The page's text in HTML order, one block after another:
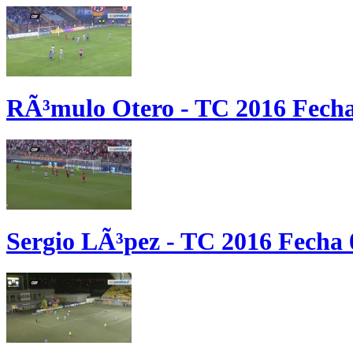
RÃ³mulo Otero - TC 2016
Sergio LÃ³pez - TC 2016 Fecha